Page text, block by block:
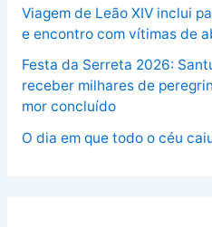
Viagem de Leão XIV inclui
e encontro com vítimas de
Festa da Serreta 2026:
receber milhares de
mor concluído
O dia em que todo o céu